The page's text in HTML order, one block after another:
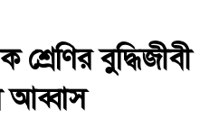
বুদ্ধিজীবী
আব্বাস